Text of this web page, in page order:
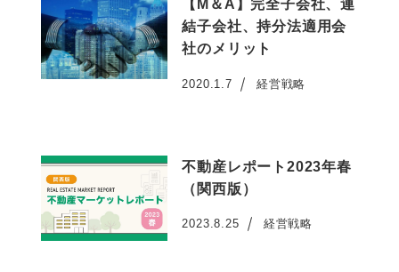
【M＆A】完全子会社、連
結子会社、持分法適用会
社のメリット
投稿日
2020.1.7 経営戦略
不動産レポート2023年春
（関西版）
投稿日
2023.8.25 経営戦略